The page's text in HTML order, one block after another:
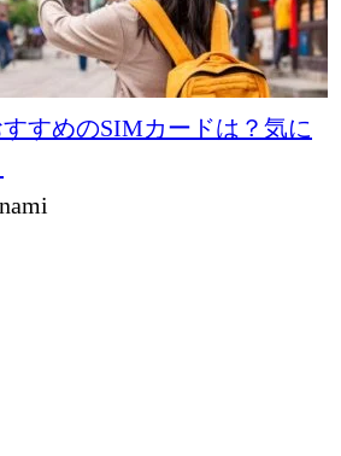
すめのSIMカードは？気に